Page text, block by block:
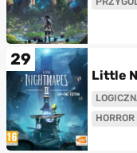
29
Little
HORROR